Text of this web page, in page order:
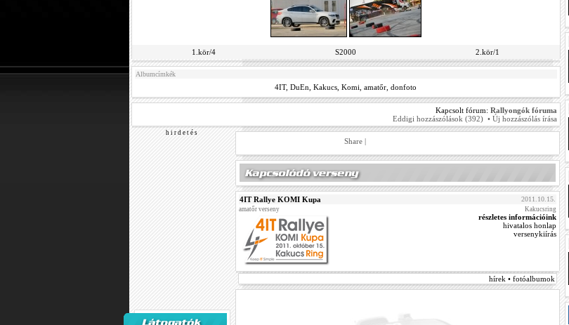
1.kör/4 S2000 2.kör/1
Albumcímkék
4IT, DuEn Kakucs Komi amatőr donfoto
Kapcsolt fórum: Rallyongók fóruma
Eddigi hozzászólások (392)• Új hozzászólás írása
h i r d e t é s
Share |
4IT Rallye KOMI Kupa 2011.10.15.
amatőr verseny Kakucsring
részletes információink
hivatalos honlap
versenykiírás
hírek • fotóalbumok